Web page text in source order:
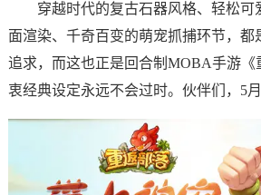
穿越时代的复古石器风格、轻松可
面渲染、千奇百变的萌宠抓捕环节，都
追求，而这也正是回合制MOBA手游《
衷经典设定永远不会过时。伙伴们，5